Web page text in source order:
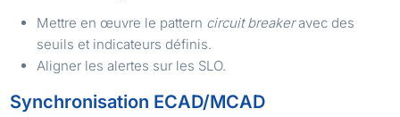
Mettre en œuvre le pattern circuit breakeravec des
seuils et indicateurs définis.
Aligner les alertes sur les SLO.
Synchronisation ECAD/MCAD